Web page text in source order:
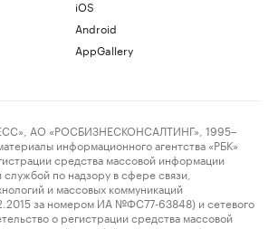
iOS
Android
AppGallery
АО «РОСБИЗНЕСКОНСАЛТИНГ», 1995–
информационного агентства «РБК»
средства массовой информации
по надзору в сфере связи,
и массовых коммуникаций
за номером ИА №ФС77-63848) и сетевого
о регистрации средства массовой